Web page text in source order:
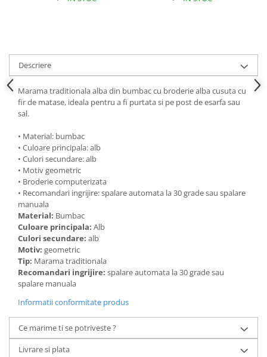
Descriere
Marama traditionala alba din bumbac cu broderie alba cusuta cu
fir de matase, ideala pentru a fi purtata si pe post de esarfa sau
sal.
• Material: bumbac
• Culoare principala: alb
• Culori secundare: alb
• Motiv geometric
• Broderie computerizata
• Recomandari ingrijire: spalare automata la 30 grade sau spalare
manuala
Material: Bumbac
Culoare principala: Alb
Culori secundare: alb
Motiv: geometric
Tip: Marama traditionala
Recomandari ingrijire: spalare automata la 30 grade sau
spalare manuala
Informatii conformitate produs
Ce marime ti se potriveste ?
Livrare si plata